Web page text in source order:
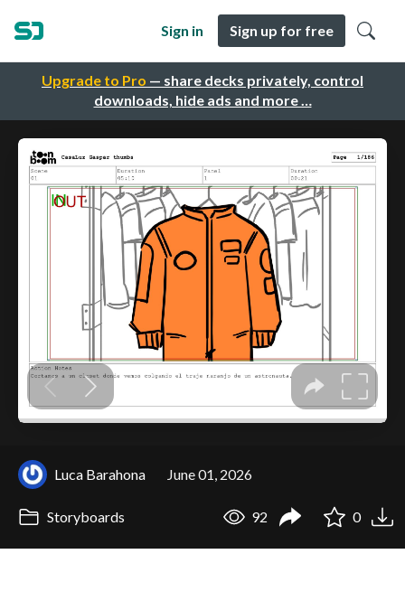
Upgrade to Pro — share decks privately, control
downloads, hide ads and more …
Sign in Sign up for free
Luca Barahona June 01, 2026
Storyboards 92 0